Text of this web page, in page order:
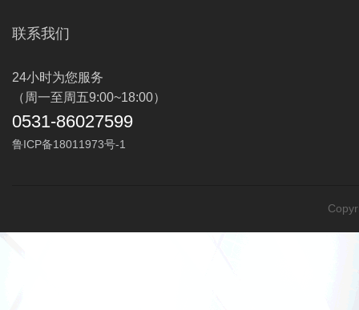
联系我们
24小时为您服务
（周一至周五9:00~18:00）
0531-86027599
鲁ICP备18011973号-1